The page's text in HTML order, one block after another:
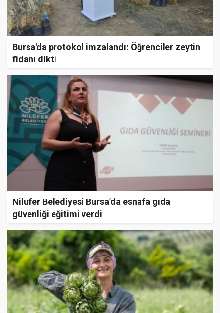
Bursa'da protokol imzalandı: Öğrenciler zeytin
fidanı dikti
Nilüfer Belediyesi Bursa’da esnafa gıda
güvenliği eğitimi verdi